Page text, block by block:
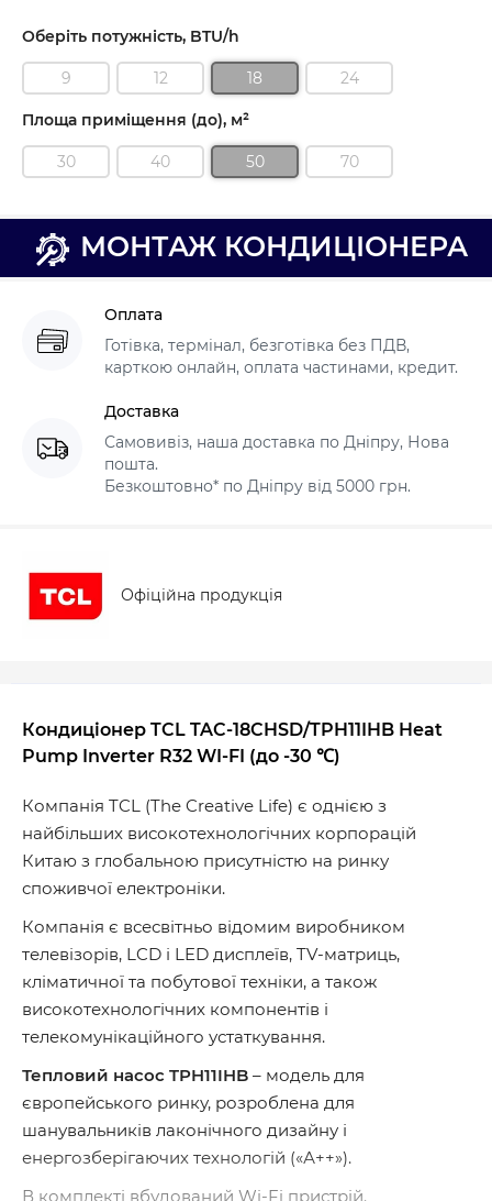
Оберіть потужність, BTU/h
9 12 18 24
Площа приміщення (до), м²
30 40 50 70
МОНТАЖ КОНДИЦІОНЕРА
Оплата
Готівка, термінал, безготівка без ПДВ,
карткою онлайн, оплата частинами, кредит.
Доставка
Самовивіз, наша доставка по Дніпру, Нова
пошта.
Безкоштовно* по Дніпру від 5000 грн.
Офіційна продукція
Кондиціонер TCL TAC-18CHSD/TPH11IHB Heat
Pump Inverter R32 WI-FI (до -30 ℃)
Компанія TCL (The Creative Life) є однією з
найбільших високотехнологічних корпорацій
Китаю з глобальною присутністю на ринку
споживчої електроніки.
Компанія є всесвітньо відомим виробником
телевізорів, LCD і LED дисплеїв, TV-матриць,
кліматичної та побутової техніки, а також
високотехнологічних компонентів і
телекомунікаційного устаткування.
Тепловий насос TPH11IHB – модель для
європейського ринку, розроблена для
шанувальників лаконічного дизайну і
енергозберігаючих технологій («А++»).
В комплекті вбудований Wi-Fi пристрій.